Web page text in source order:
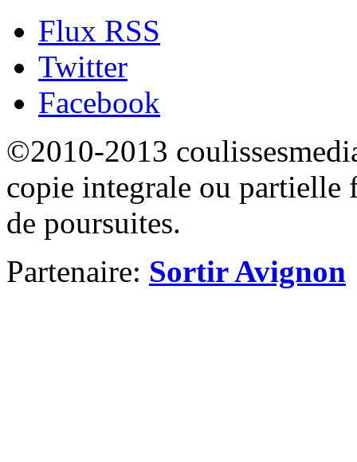
Flux RSS
Twitter
Facebook
©2010-2013
copie integrale ou partielle
de poursuites.
Partenaire: Sortir Avignon